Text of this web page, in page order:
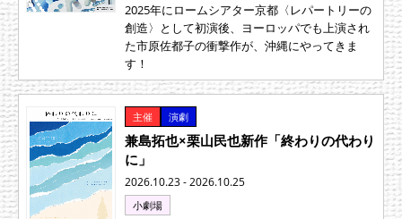
2025年にロームシアター京都〈レパートリーの
創造〉として初演後、ヨーロッパでも上演され
た市原佐都子の衝撃作が、沖縄にやってきま
す！
主催 演劇
兼島拓也×栗山民也新作「終わりの代わり
に」
2026.10.23 - 2026.10.25
小劇場